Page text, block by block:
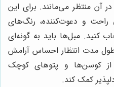
آن منتظر می‌مانند. برای این
راحت و دعوت‌کننده، رنگ‌های
کنید. مبل‌ها باید به گونه‌ای
طول مدت انتظار احساس آرامش
از کوسن‌ها و پتوهای کوچک
کمک کند.